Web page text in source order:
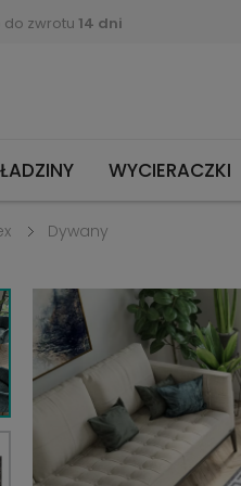
do zwrotu 14 dni
WYCIERACZKI
Dywany